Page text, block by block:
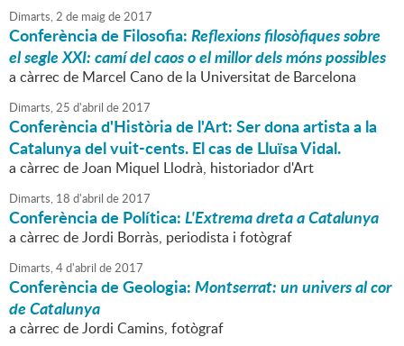
Dimarts,2 de maigde2017
Conferència de Filosofia:Reflexions filosòfiques sobre
el segle XXI: camí del caos o el millor dels móns possibles
a càrrec de Marcel Cano de la Universitat de Barcelona
Dimarts,25 d'abril de2017
Conferència d'Història de l'Art: Ser dona artista a la
Catalunya del vuit-cents. El cas de Lluïsa Vidal.
a càrrec de Joan Miquel Llodrà, historiador d'Art
Dimarts, 18 d'abril de2017
Conferència de Política:L'Extrema dreta a Catalunya
a càrrec de Jordi Borràs, periodista i fotògraf
Dimarts,4d'abril de2017
Conferència de Geologia:Montserrat: un univers al cor
de Catalunya
a càrrec de Jordi Camins, fotògraf